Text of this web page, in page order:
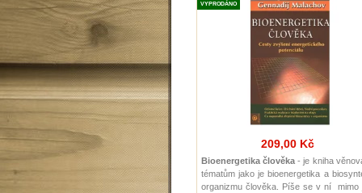
VYPRODÁNO
209,00 Kč
Bioenergetika člověka- je kniha
tématům jako je bioenergetika a
organizmu člověka. Píše se v ní mimo